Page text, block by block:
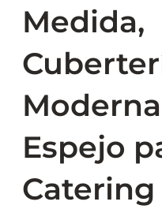
Medida,
Espejo